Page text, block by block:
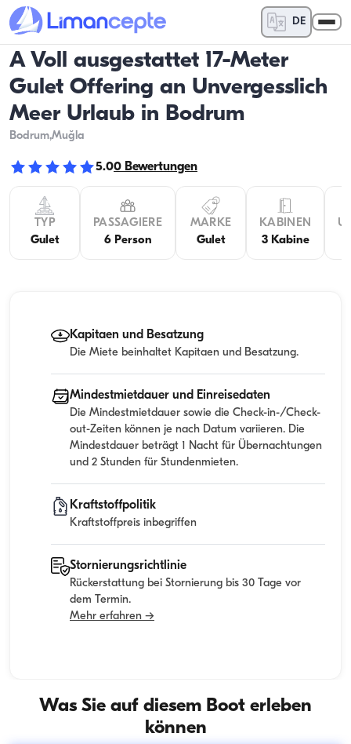
DE
A Voll ausgestattet 17-Meter
Gulet Offering an Unvergesslich
Meer Urlaub in Bodrum
Bodrum,Muğla
5.00 Bewertungen
TYP
Gulet
PASSAGIERE
6 Person
MARKE
Gulet
KABINEN
3 Kabine
Kapitaen und Besatzung
Die Miete beinhaltet Kapitaen und Besatzung.
Mindestmietdauer und Einreisedaten
Die Mindestmietdauer sowie die Check-in-/Check-
out-Zeiten können je nach Datum variieren. Die
Mindestdauer beträgt 1 Nacht für Übernachtungen
und 2 Stunden für Stundenmieten.
Kraftstoffpolitik
Kraftstoffpreis inbegriffen
Stornierungsrichtlinie
Rückerstattung bei Stornierung bis 30 Tage vor
dem Termin.
Mehr erfahren →
Was Sie auf diesem Boot erleben
können